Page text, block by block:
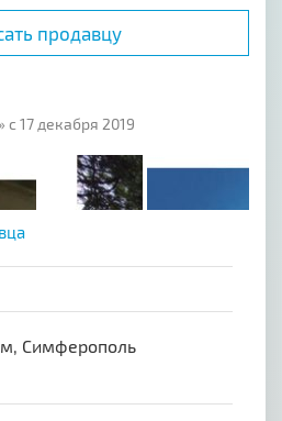
продавцу
с 17 декабря 2019
Симферополь